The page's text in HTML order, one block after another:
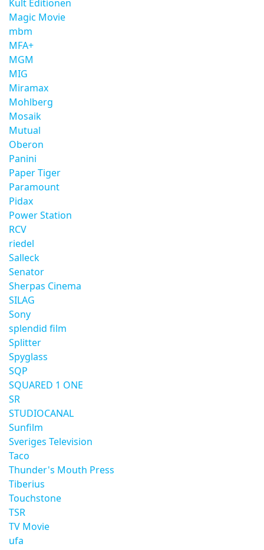
Kult Editionen
Magic Movie
mbm
MFA+
MGM
MIG
Miramax
Mohlberg
Mosaik
Mutual
Oberon
Panini
Paper Tiger
Paramount
Pidax
Power Station
RCV
riedel
Salleck
Senator
Sherpas Cinema
SILAG
Sony
splendid film
Splitter
Spyglass
SQP
SQUARED 1 ONE
SR
STUDIOCANAL
Sunfilm
Sveriges Television
Taco
Thunder's Mouth Press
Tiberius
Touchstone
TSR
TV Movie
ufa